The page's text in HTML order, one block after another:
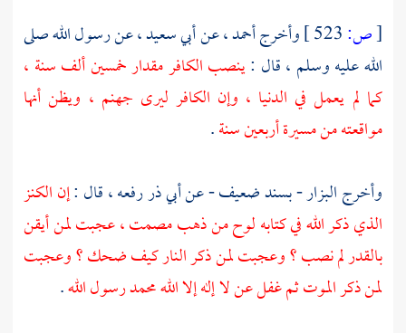
[ص: وأخرجأحمد ،عنأبي سعيد ،عن رسول الله صلى
الله عليه وسلم ، قال :ينصب الكافر مقدار خمسين ألف سنة ،
كما لم يعمل في الدنيا ، وإن الكافر ليرى جهنم ، ويظن أنها
مواقعته من مسيرة أربعين سنة.
وأخرجالبزار- بسند ضعيف - عنأبي ذررفعه ، قال :إن الكنز
الذي ذكر الله في كتابه لوح من ذهب مصمت ، عجبت لمن أيقن
بالقدر لم نصب ؟ وعجبت لمن ذكر النار كيف ضحك ؟ وعجبت
لمن ذكر الموت ثم غفل عن لا إله إلا اللهمحمدرسول الله.